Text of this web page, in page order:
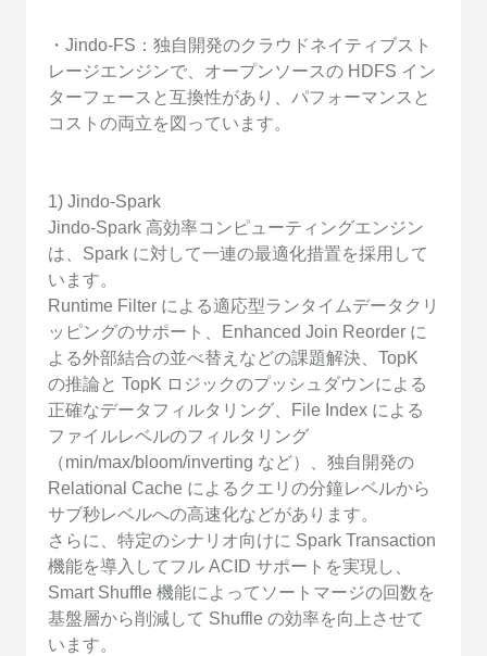
・Jindo-FS：独自開発のクラウドネイティブスト
レージエンジンで、オープンソースの HDFS イン
ターフェースと互換性があり、パフォーマンスと
コストの両立を図っています。
1) Jindo-Spark
Jindo-Spark 高効率コンピューティングエンジン
は、Spark に対して一連の最適化措置を採用して
います。
Runtime Filter による適応型ランタイムデータクリ
ッピングのサポート、Enhanced Join Reorder に
よる外部結合の並べ替えなどの課題解決、TopK
の推論と TopK ロジックのプッシュダウンによる
正確なデータフィルタリング、File Index による
ファイルレベルのフィルタリング
（min/max/bloom/inverting など）、独自開発の
Relational Cache によるクエリの分鐘レベルから
サブ秒レベルへの高速化などがあります。
さらに、特定のシナリオ向けに Spark Transaction
機能を導入してフル ACID サポートを実現し、
Smart Shuffle 機能によってソートマージの回数を
基盤層から削減して Shuffle の効率を向上させて
います。